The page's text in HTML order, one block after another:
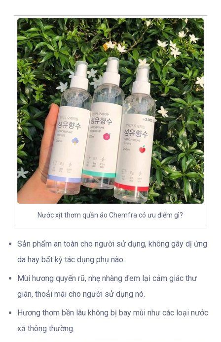
Nước xịt thơm quần áo Chemfra có ưu điểm gì?
Sản phẩm an toàn cho người sử dụng, không gây dị ứng
da hay bất kỳ tác dụng phụ nào.
Mùi hương quyến rũ, nhẹ nhàng đem lại cảm giác thư
giãn, thoải mái cho người sử dụng nó.
Hương thơm bền lâu không bị bay mùi như các loại nước
xả thông thường.